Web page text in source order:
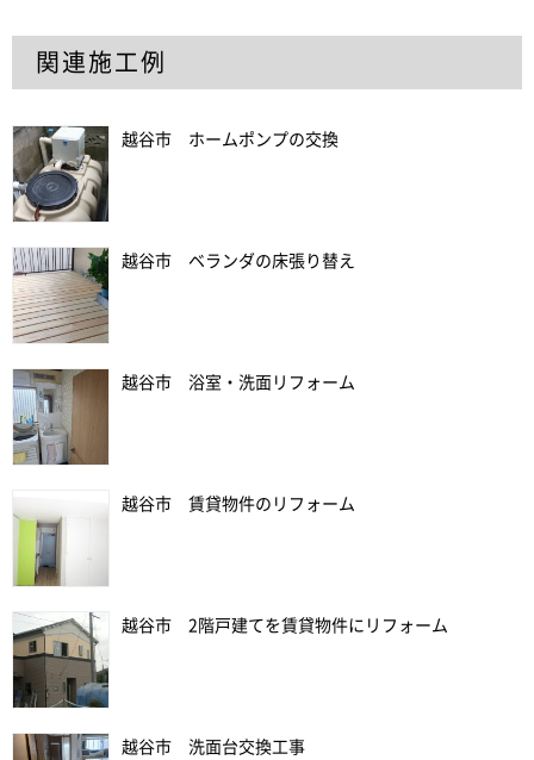
関連施工例
越谷市 ホームポンプの交換
越谷市 ベランダの床張り替え
越谷市 浴室・洗面リフォーム
越谷市 賃貸物件のリフォーム
越谷市 2階戸建てを賃貸物件にリフォーム
越谷市 洗面台交換工事